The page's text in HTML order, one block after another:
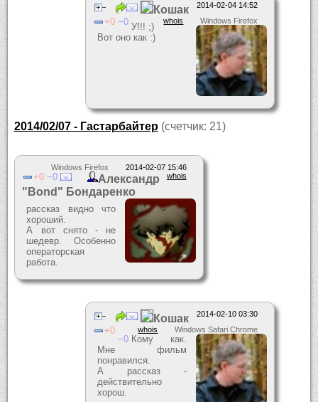
2014-02-04 14:52
Windows Firefox
whois
0 0
Кошак
У!!! ;)
Вот оно как :)
2014/02/07 - Гастарбайтер(счетчик: 21)
2014-02-07 15:46
Windows Firefox
whois
0 0
Александр
"Bond" Бондаренко
рассказ видно что
хороший.
А вот снято - не
шедевр. Особенно
операторская
работа.
2014-02-10 03:30
Windows Safari Chrome
whois
0
0
Кошак
Кому как.
Мне фильм
понравился.
А рассказ -
действительно
хорош.